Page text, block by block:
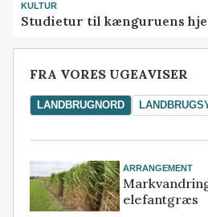
KULTUR
Studietur til kænguruens
FRA VORES UGEAVISER
LANDBRUGNORD
ARRANGEMENT
elefantgræs